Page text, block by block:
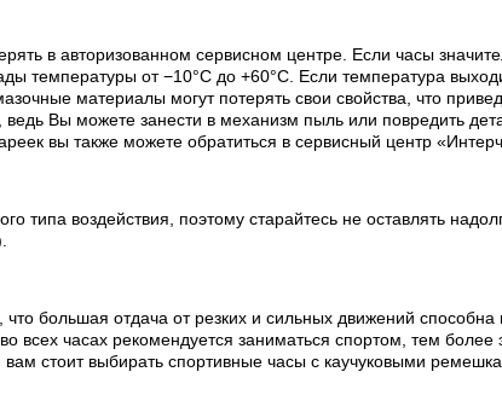
в авторизованном сервисном центре. Если часы
температуры от −10°C до +60°C. Если температура
материалы могут потерять свои свойства, что
Вы можете занести в механизм пыль или повредить
вы также можете обратиться в сервисный центр
типа воздействия, поэтому старайтесь не оставлять
большая отдача от резких и сильных движений способна
часах рекомендуется заниматься спортом, тем
стоит выбирать спортивные часы с каучуковыми